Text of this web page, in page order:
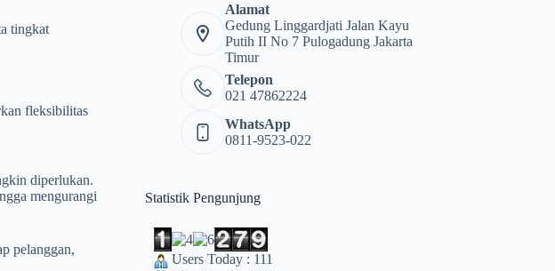
tingkat
fleksibilitas
diperlukan.
mengurangi
pelanggan,
Alamat
Gedung Linggardjati Jalan Kayu
Putih II No 7 Pulogadung Jakarta
Timur
Telepon
021 47862224
WhatsApp
0811-9523-022
Statistik Pengunjung
Users Today : 111